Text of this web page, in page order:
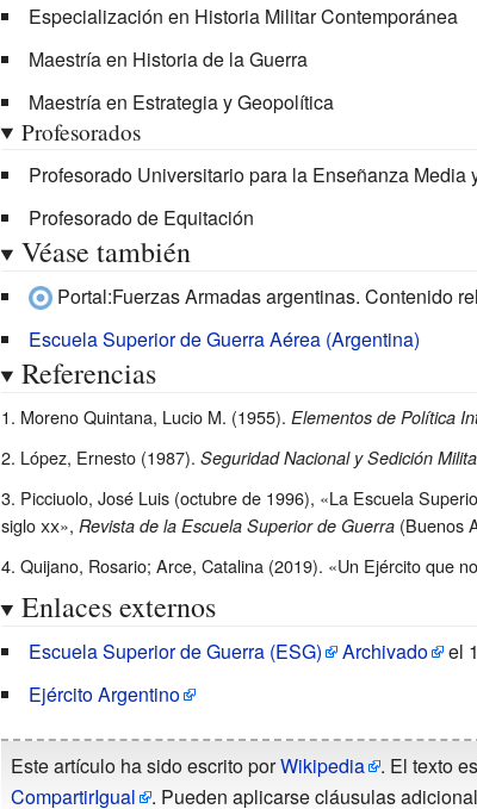
Especialización en Historia Militar Contemporánea
Maestría en Historia de la Guerra
Maestría en Estrategia y Geopolítica
Profesorados
Profesorado Universitario para la Enseñanza
Profesorado de Equitación
Véase también
Portal:Fuerzas Armadas argentinas. Contenido
Escuela Superior de Guerra Aérea (Argentina)
Referencias
Moreno Quintana, Lucio M. (1955). Elementos de Política
López, Ernesto (1987). Seguridad Nacional y Sedición
Picciuolo, José Luis (octubre de 1996), «La Escuela
siglo xx», Revista de la Escuela Superior de Guerra(Buenos
Quijano, Rosario; Arce, Catalina (2019). «Un Ejército que
Enlaces externos
Escuela Superior de Guerra (ESG) Archivado el
Ejército Argentino
Este artículo ha sido escrito porWikipedia . El texto
CompartirIgual . Pueden aplicarse cláusulas